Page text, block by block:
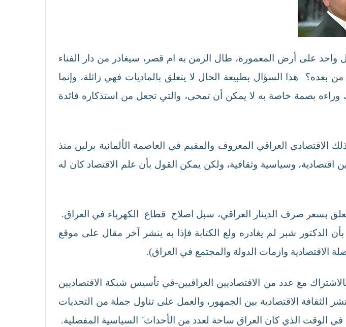
على أرض المعمورة، طال الزمن به ام قصر، سيغادر من دار الفناء
بعده؟ هذا السؤال بطبيعة الحال لا يتعلق بالماديات فهي زائلة، وإنما
بصمة خاصة به لا يمكن أن تمحى، والتي تجعل من استذكاره فائدة
بارق شبر الى رحمة الله تعالى عن عمر ناهز (78) عاما، ذلك الاقتصادي العراقي المعروف والمقيم في العاصمة الألمانية برلين منذ
وسياسية وثقافية، ولكن يمكن القول بأن علم الاقتصاد كان له
بسعر صرف الدينار العراقي، سبل اصلاح قطاع الكهرباء في العراق.
الدكتور شبر لم يغادره ولع الكتابة فإذا به ينشر آخر مقال على موقع
الاقتصادية وازمات الدولة والمجتمع في العراق).
مع عدد من الاقتصاديين العراقيين-في تأسيس شبكة الاقتصاديين
وهي نشر الثقافة الاقتصادية بين الجمهور، والعمل على تناول جملة من التحديات